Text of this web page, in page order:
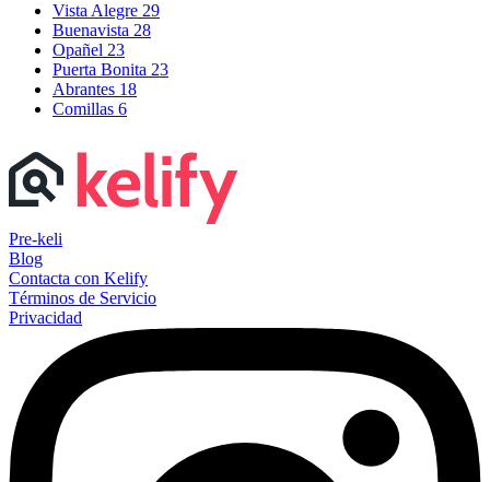
Vista Alegre 29
Buenavista 28
Opañel 23
Puerta Bonita 23
Abrantes 18
Comillas 6
Pre-keli
Blog
Contacta con Kelify
Términos de Servicio
Privacidad